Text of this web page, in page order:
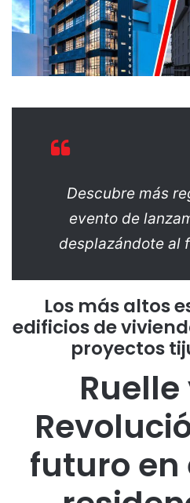
Descubre más
evento de
desplazándote al
Los más altos
edificios de
proyectos
Ruelle
futuro en